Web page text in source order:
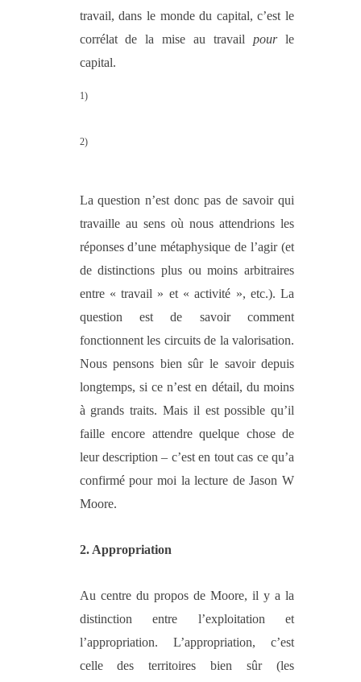
travail, dans le monde du capital, c’est le
corrélat de la mise au travailpourle
capital.
1)
2)
La question n’est donc pas de savoir qui
travaille au sens où nous attendrions les
réponses d’une métaphysique de l’agir (et
de distinctions plus ou moins arbitraires
entre « travail » et « activité », etc.). La
question est de savoir comment
fonctionnent les circuits de la valorisation.
Nous pensons bien sûr le savoir depuis
longtemps, si ce n’est en détail, du moins
à grands traits. Mais il est possible qu’il
faille encore attendre quelque chose de
leur description – c’est en tout cas ce qu’a
confirmé pour moi la lecture de Jason W
Moore.
2. Appropriation
Au centre du propos de Moore, il y a la
distinction entre l’exploitation et
l’appropriation. L’appropriation, c’est
celle des territoires bien sûr (les